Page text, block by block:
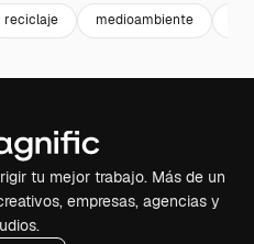
reciclaje medioambiente
tu mejor trabajo. Más de un
empresas, agencias y